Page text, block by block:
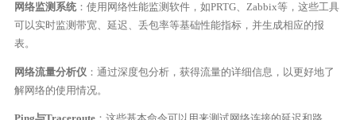
网络监测系统：使用网络性能监测软件，如PRTG、Zabbix等，这些工具
可以实时监测带宽、延迟、丢包率等基础性能指标，并生成相应的报
表。
网络流量分析仪：通过深度包分析，获得流量的详细信息，以更好地了
解网络的使用情况。